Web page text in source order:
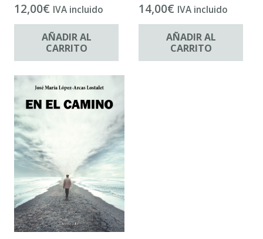
12,00€ IVA incluido
AÑADIR AL
CARRITO
14,00€ IVA incluido
AÑADIR AL
CARRITO